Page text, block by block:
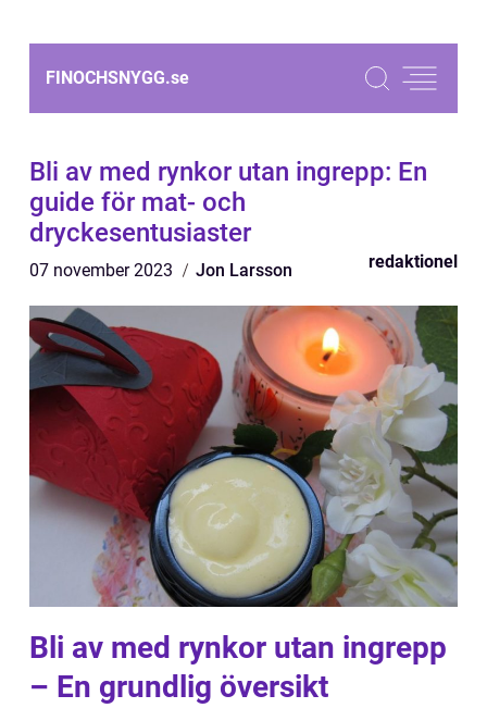
FINOCHSNYGG.se
Bli av med rynkor utan ingrepp: En
guide för mat- och
dryckesentusiaster
07 november 2023 Jon Larsson redaktionel
Bli av med rynkor utan ingrepp
– En grundlig översikt